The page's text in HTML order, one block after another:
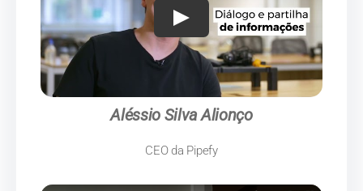
Aléssio Silva Alionço
CEO da Pipefy